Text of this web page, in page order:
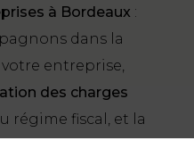
à Bordeaux :
dans la
entreprise,
des charges
régime fiscal, et la